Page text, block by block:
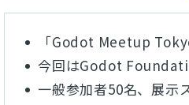
「Godot Meetup
今回はGodot
一般参加者50名、展示